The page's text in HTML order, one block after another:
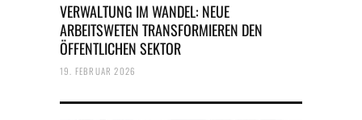
VERWALTUNG IM WANDEL: NEUE
ARBEITSWETEN TRANSFORMIEREN DEN
ÖFFENTLICHEN SEKTOR
19. FEBRUAR 2026